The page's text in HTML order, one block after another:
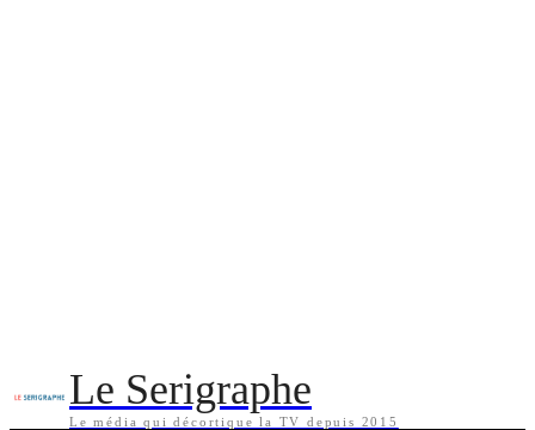
Le Serigraphe
Le média qui décortique la TV depuis 2015